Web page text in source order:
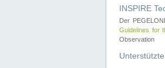
INSPIRE
Der
Guidelines for
Observation